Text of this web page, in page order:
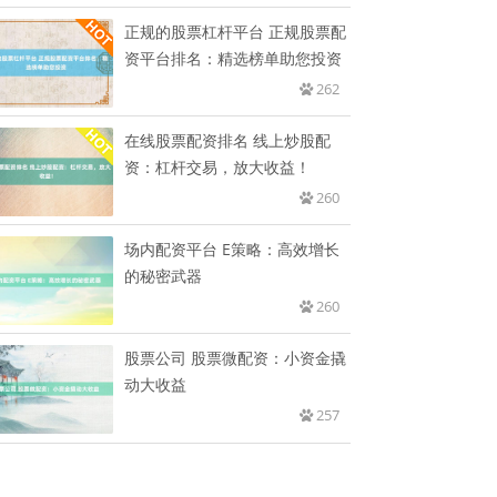
正规的股票杠杆平台 正规股票配
资平台排名：精选榜单助您投资
262
在线股票配资排名 线上炒股配
资：杠杆交易，放大收益！
260
场内配资平台 E策略：高效增长
的秘密武器
260
股票公司 股票微配资：小资金撬
动大收益
257